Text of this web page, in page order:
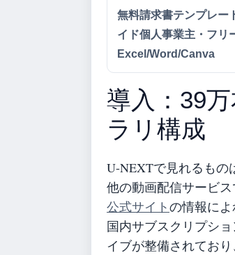
無料請求書テンプレー
イド個人事業主・フリ
Excel/Word/Canva
導入：39
ラリ構成
U-NEXTで見れるもの
他の動画配信サービ
公式サイトの情報によ
国内サブスクリプシ
イブが整備されてお